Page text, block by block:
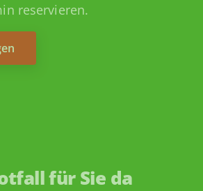
reservieren.
für Sie da